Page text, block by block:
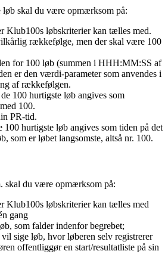
skal du være opmærksom på:
Klub100s løbskriterier kan tælles med.
rækkefølge, men der skal være 100
for 100 løb (summen i HHH:MM:SS af
er den værdi-parameter som anvendes i
af rækkefølgen.
100 hurtigste løb angives som
100.
PR-tid.
100 hurtigste løb angives som tiden på det
som er løbet langsomste, altså nr. 100.
skal du være opmærksom på:
Klub100s løbskriterier kan tælles med
gang
som falder indenfor begrebet;
sige løb, hvor løberen selv registrerer
offentliggør en start/resultatliste på sin